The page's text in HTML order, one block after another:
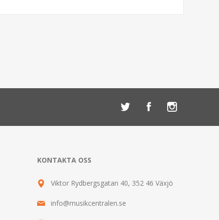
KONTAKTA OSS
Viktor Rydbergsgatan 40, 352 46 Växjö
info@musikcentralen.se